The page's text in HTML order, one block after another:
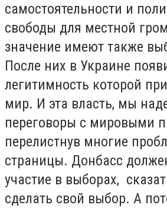
самостоятельности и
свободы для местной
значение имеют также
После них в Украине
легитимность которой
мир. И эта власть, мы
переговоры с мировыми
перелистнув многие
страницы. Донбасс
участие в выборах,
сделать свой выбор. А